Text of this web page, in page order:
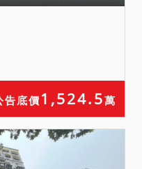
請儘速向本院陳
理建物登記。新
違章拆除大隊114
來文表示本增建
錄，若之後有被
公共安全，或經
告底價 1,524.5萬